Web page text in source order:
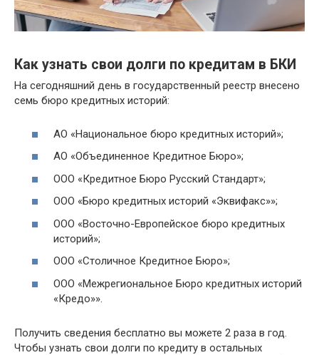
Как узнать свои долги по кредитам в БКИ
На сегодняшний день в государственный реестр внесено
семь бюро кредитных историй:
АО «Национальное бюро кредитных историй»;
АО «Объединенное Кредитное Бюро»;
ООО «Кредитное Бюро Русский Стандарт»;
ООО «Бюро кредитных историй «Эквифакс»»;
ООО «Восточно-Европейское бюро кредитных
историй»;
ООО «Столичное Кредитное Бюро»;
ООО «Межрегиональное Бюро кредитных историй
«Кредо»».
Получить сведения бесплатно вы можете 2 раза в год.
Чтобы узнать свои долги по кредиту в остальных